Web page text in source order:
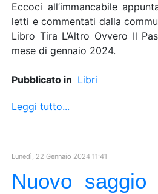
Eccoci all’immancabile
letti e commentati dalla
Libro Tira L’Altro Ovvero Il
mese di gennaio 2024.
Pubblicato in Libri
Leggi tutto...
Lunedì, 22 Gennaio 2024 11:41
Nuovo saggio